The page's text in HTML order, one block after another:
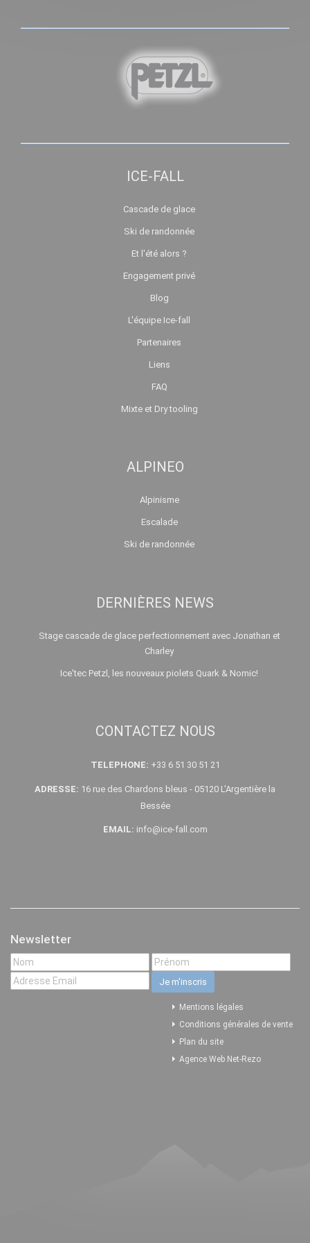
ICE-FALL
Cascade de glace
Ski de randonnée
Et l'été alors ?
Engagement privé
Blog
L'équipe Ice-fall
Partenaires
Liens
FAQ
Mixte et Dry tooling
ALPINEO
Alpinisme
Escalade
Ski de randonnée
DERNIÈRES NEWS
Stage cascade de glace perfectionnement avec Jonathan et
Charley
Ice'tec Petzl, les nouveaux piolets Quark & Nomic!
CONTACTEZ NOUS
TELEPHONE: +33 6 51 30 51 21
ADRESSE: 16 rue des Chardons bleus - 05120 L'Argentière la
Bessée
EMAIL: info@ice-fall.com
Newsletter
Mentions légales
Conditions générales de vente
Plan du site
Agence Web Net-Rezo